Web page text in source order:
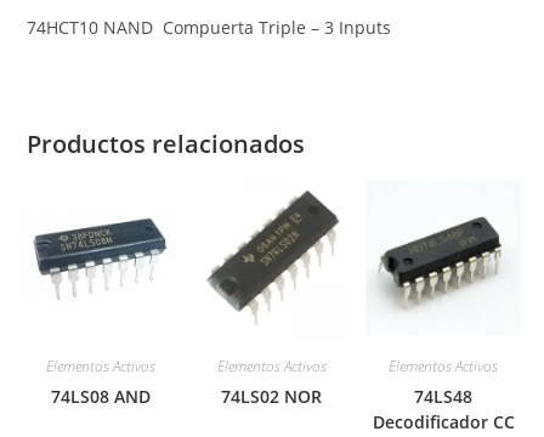
74HCT10 NAND Compuerta Triple – 3 Inputs
Productos relacionados
Elementos Activos
74LS08 AND
Elementos Activos
74LS02 NOR
Elementos Activos
74LS48
Decodificador CC